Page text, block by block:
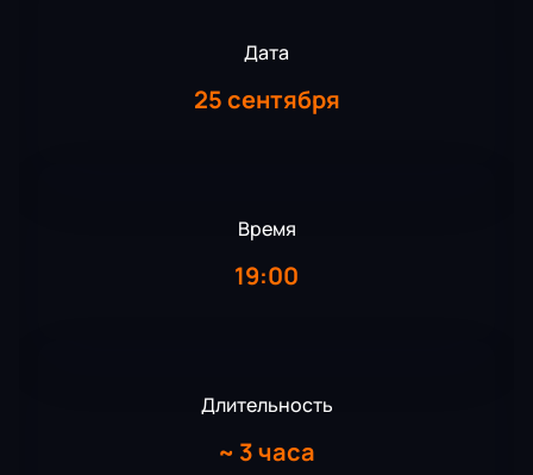
Дата
25 сентября
Время
19:00
Длительность
~ 3 часа